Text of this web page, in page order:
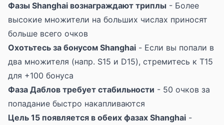
Фазы Shanghai вознаграждают триплы - Более
высокие множители на больших числах приносят
больше всего очков
Охотьтесь за бонусом Shanghai - Если вы попали в
два множителя (напр. S15 и D15), стремитесь к T15
для +100 бонуса
Фаза Даблов требует стабильности - 50 очков за
попадание быстро накапливаются
Цель 15 появляется в обеих фазах Shanghai -